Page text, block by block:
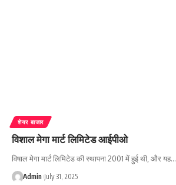
शेयर बाजार
विशाल मेगा मार्ट लिमिटेड आईपीओ
विषाल मेगा मार्ट लिमिटेड की स्थापना 2001 में हुई थी, और यह…
Admin July 31, 2025